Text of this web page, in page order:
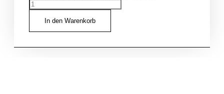
In den Warenkorb